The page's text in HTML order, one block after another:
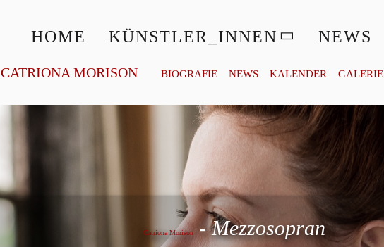
HOME KÜNSTLER_INNEN NEWS
CATRIONA MORISON BIOGRAFIE NEWS KALENDER GALERIE
Catriona Morison